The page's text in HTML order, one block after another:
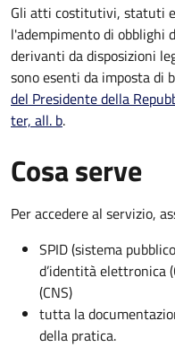
Gli atti costitutivi, statuti
l'adempimento di
derivanti da disposizioni
sonoesenti da imposta di
del Presidente della
ter, all. b.
Cosa serve
Per accedere al servizio,
SPID (sistema
d’identità elettronica
(CNS)
tutta la
della pratica.